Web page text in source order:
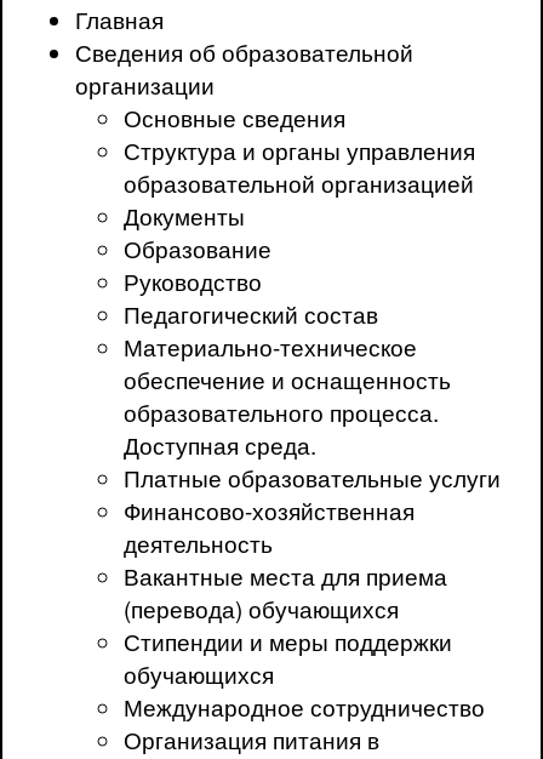
Главная
Сведения об образовательной
организации
Основные сведения
Структура и органы управления
образовательной организацией
Документы
Образование
Руководство
Педагогический состав
Материально-техническое
обеспечение и оснащенность
образовательного процесса.
Доступная среда.
Платные образовательные услуги
Финансово-хозяйственная
деятельность
Вакантные места для приема
(перевода) обучающихся
Стипендии и меры поддержки
обучающихся
Международное сотрудничество
Организация питания в